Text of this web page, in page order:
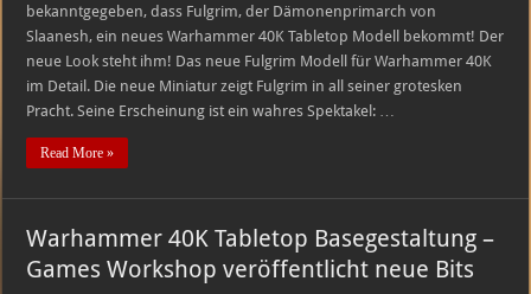
bekanntgegeben, dass Fulgrim, der Dämonenprimarch von
Slaanesh, ein neues Warhammer 40K Tabletop Modell bekommt! Der
neue Look steht ihm! Das neue Fulgrim Modell für Warhammer 40K
im Detail. Die neue Miniatur zeigt Fulgrim in all seiner grotesken
Pracht. Seine Erscheinung ist ein wahres Spektakel: …
Read More »
Warhammer 40K Tabletop Basegestaltung –
Games Workshop veröffentlicht neue Bits